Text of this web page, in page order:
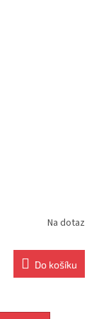
Na dotaz
Do košíku